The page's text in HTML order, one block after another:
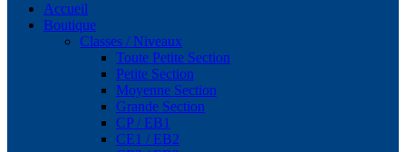
Accueil
Boutique
Classes / Niveaux
Toute Petite Section
Petite Section
Moyenne Section
Grande Section
CP / EB1
CE1 / EB2